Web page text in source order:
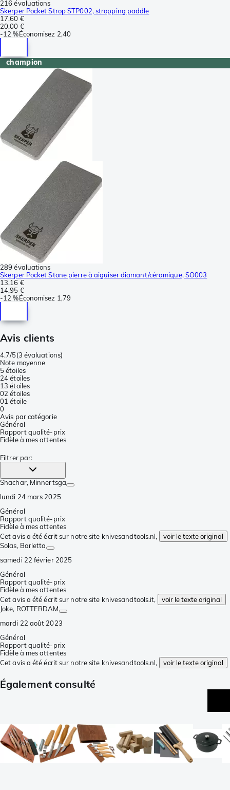
216 évaluations
Skerper Pocket Strop STP002, stropping paddle
17,60 €
20,00 €
-12 %Économisez 2,40
champion
289 évaluations
Skerper Pocket Stone pierre à aiguiser diamant/céramique, SO003
13,16 €
14,95 €
-12 %Économisez 1,79
Avis clients
4.7/5(3 évaluations)
Note moyenne
5 étoiles
24 étoiles
13 étoiles
02 étoiles
01 étoile
0
Avis par catégorie
Général
Rapport qualité-prix
Fidèle à mes attentes
Filtrer par:
Shachar, Minnertsga
lundi 24 mars 2025
Général
Rapport qualité-prix
Fidèle à mes attentes
Cet avis a été écrit sur notre site knivesandtools.nl,
voir le texte original
Solas, Barletta
samedi 22 février 2025
Général
Rapport qualité-prix
Fidèle à mes attentes
Cet avis a été écrit sur notre site knivesandtools.it,
voir le texte original
Joke, ROTTERDAM
mardi 22 août 2023
Général
Rapport qualité-prix
Fidèle à mes attentes
Cet avis a été écrit sur notre site knivesandtools.nl,
voir le texte original
Également consulté